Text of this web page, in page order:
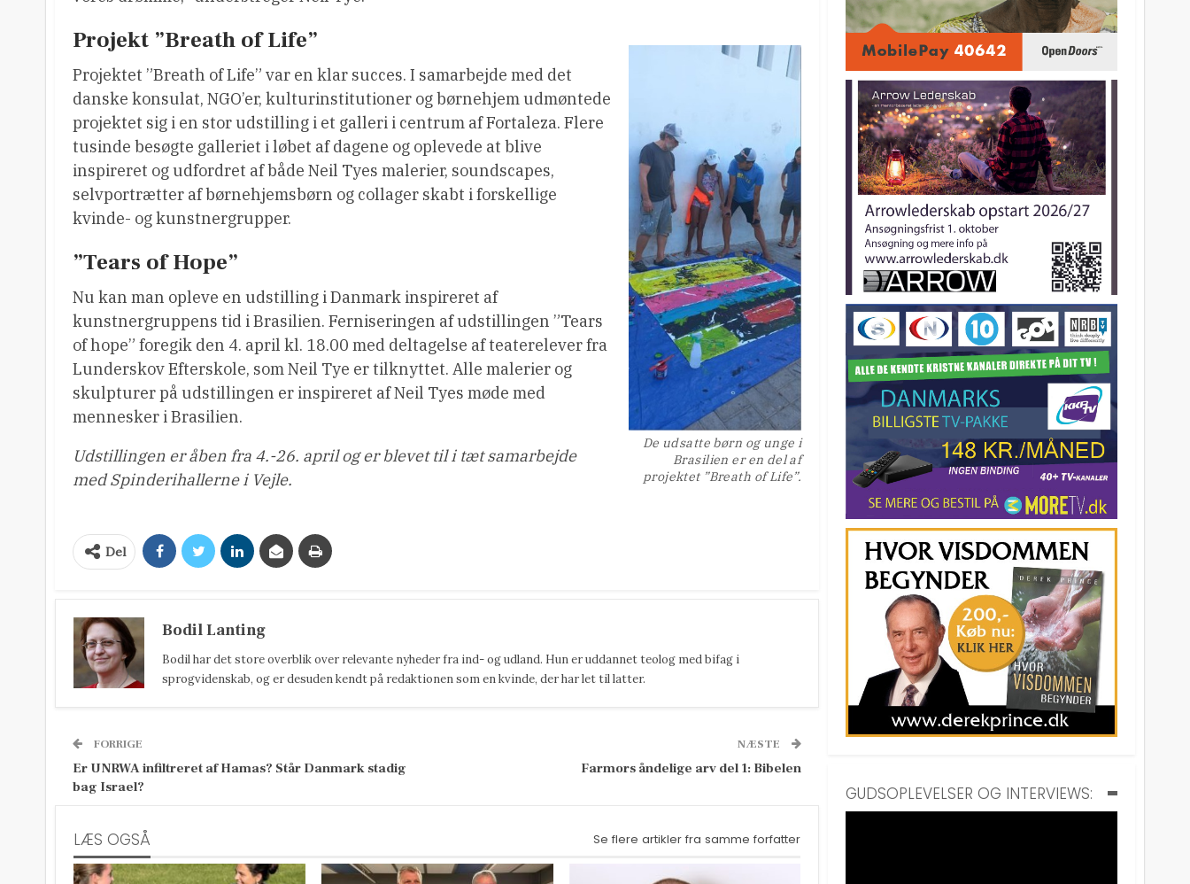
De udsatte børn og unge i
Brasilien er en del af
projektet ”Breath of Life”.
Projekt ”Breath of Life”
Projektet ”Breath of Life” var en klar succes. I samarbejde med det
danske konsulat, NGO’er, kulturinstitutioner og børnehjem udmøntede
projektet sig i en stor udstilling i et galleri i centrum af Fortaleza. Flere
tusinde besøgte galleriet i løbet af dagene og oplevede at blive
inspireret og udfordret af både Neil Tyes malerier, soundscapes,
selvportrætter af børnehjemsbørn og collager skabt i forskellige
kvinde- og kunstnergrupper.
”Tears of Hope”
Nu kan man opleve en udstilling i Danmark inspireret af
kunstnergruppens tid i Brasilien. Ferniseringen af udstillingen ”Tears
of hope” foregik den 4. april kl. 18.00 med deltagelse af teaterelever fra
Lunderskov Efterskole, som Neil Tye er tilknyttet. Alle malerier og
skulpturer på udstillingen er inspireret af Neil Tyes møde med
mennesker i Brasilien.
Udstillingen er åben fra 4.-26. april og er blevet til i tæt samarbejde
med Spinderihallerne i Vejle.
Del
Bodil Lanting
Bodil har det store overblik over relevante nyheder fra ind- og udland. Hun er uddannet teolog med bifag i
sprogvidenskab, og er desuden kendt på redaktionen som en kvinde, der har let til latter.
FORRIGE
Er UNRWA infiltreret af Hamas? Står Danmark stadig
bag Israel?
NÆSTE
Farmors åndelige arv del 1: Bibelen
LÆS OGSÅ Se flere artikler fra samme forfatter
GUDSOPLEVELSER OG INTERVIEWS: